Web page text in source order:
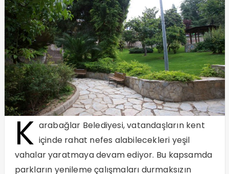
K arabağlar Belediyesi, vatandaşların kent
içinde rahat nefes alabilecekleri yeşil
vahalar yaratmaya devam ediyor. Bu kapsamda
parkların yenileme çalışmaları durmaksızın